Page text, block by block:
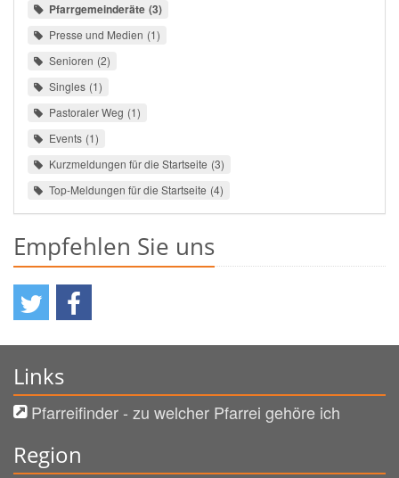
Pfarrgemeinderäte 3
Presse und Medien 1
Senioren 2
Singles 1
Pastoraler Weg 1
Events 1
Kurzmeldungen für die Startseite 3
Top-Meldungen für die Startseite 4
Empfehlen Sie uns
Links
Pfarreifinder - zu welcher Pfarrei gehöre ich
Region